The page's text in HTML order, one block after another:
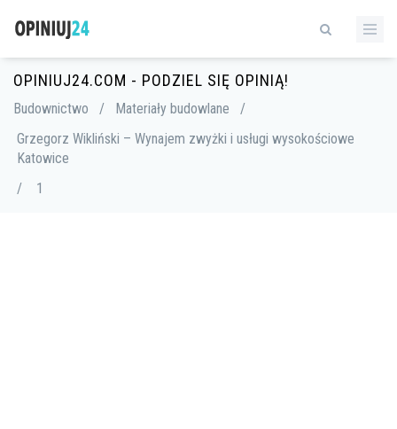
OPINIUJ24.COM - PODZIEL SIĘ OPINIĄ!
Budownictwo / Materiały budowlane
/
Grzegorz Wikliński – Wynajem zwyżki i usługi wysokościowe
Katowice
/
1